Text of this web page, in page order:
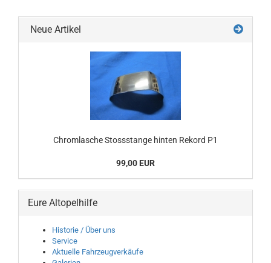
Neue Artikel
Chromlasche Stossstange hinten Rekord P1
99,00 EUR
Eure Altopelhilfe
Historie / Über uns
Service
Aktuelle Fahrzeugverkäufe